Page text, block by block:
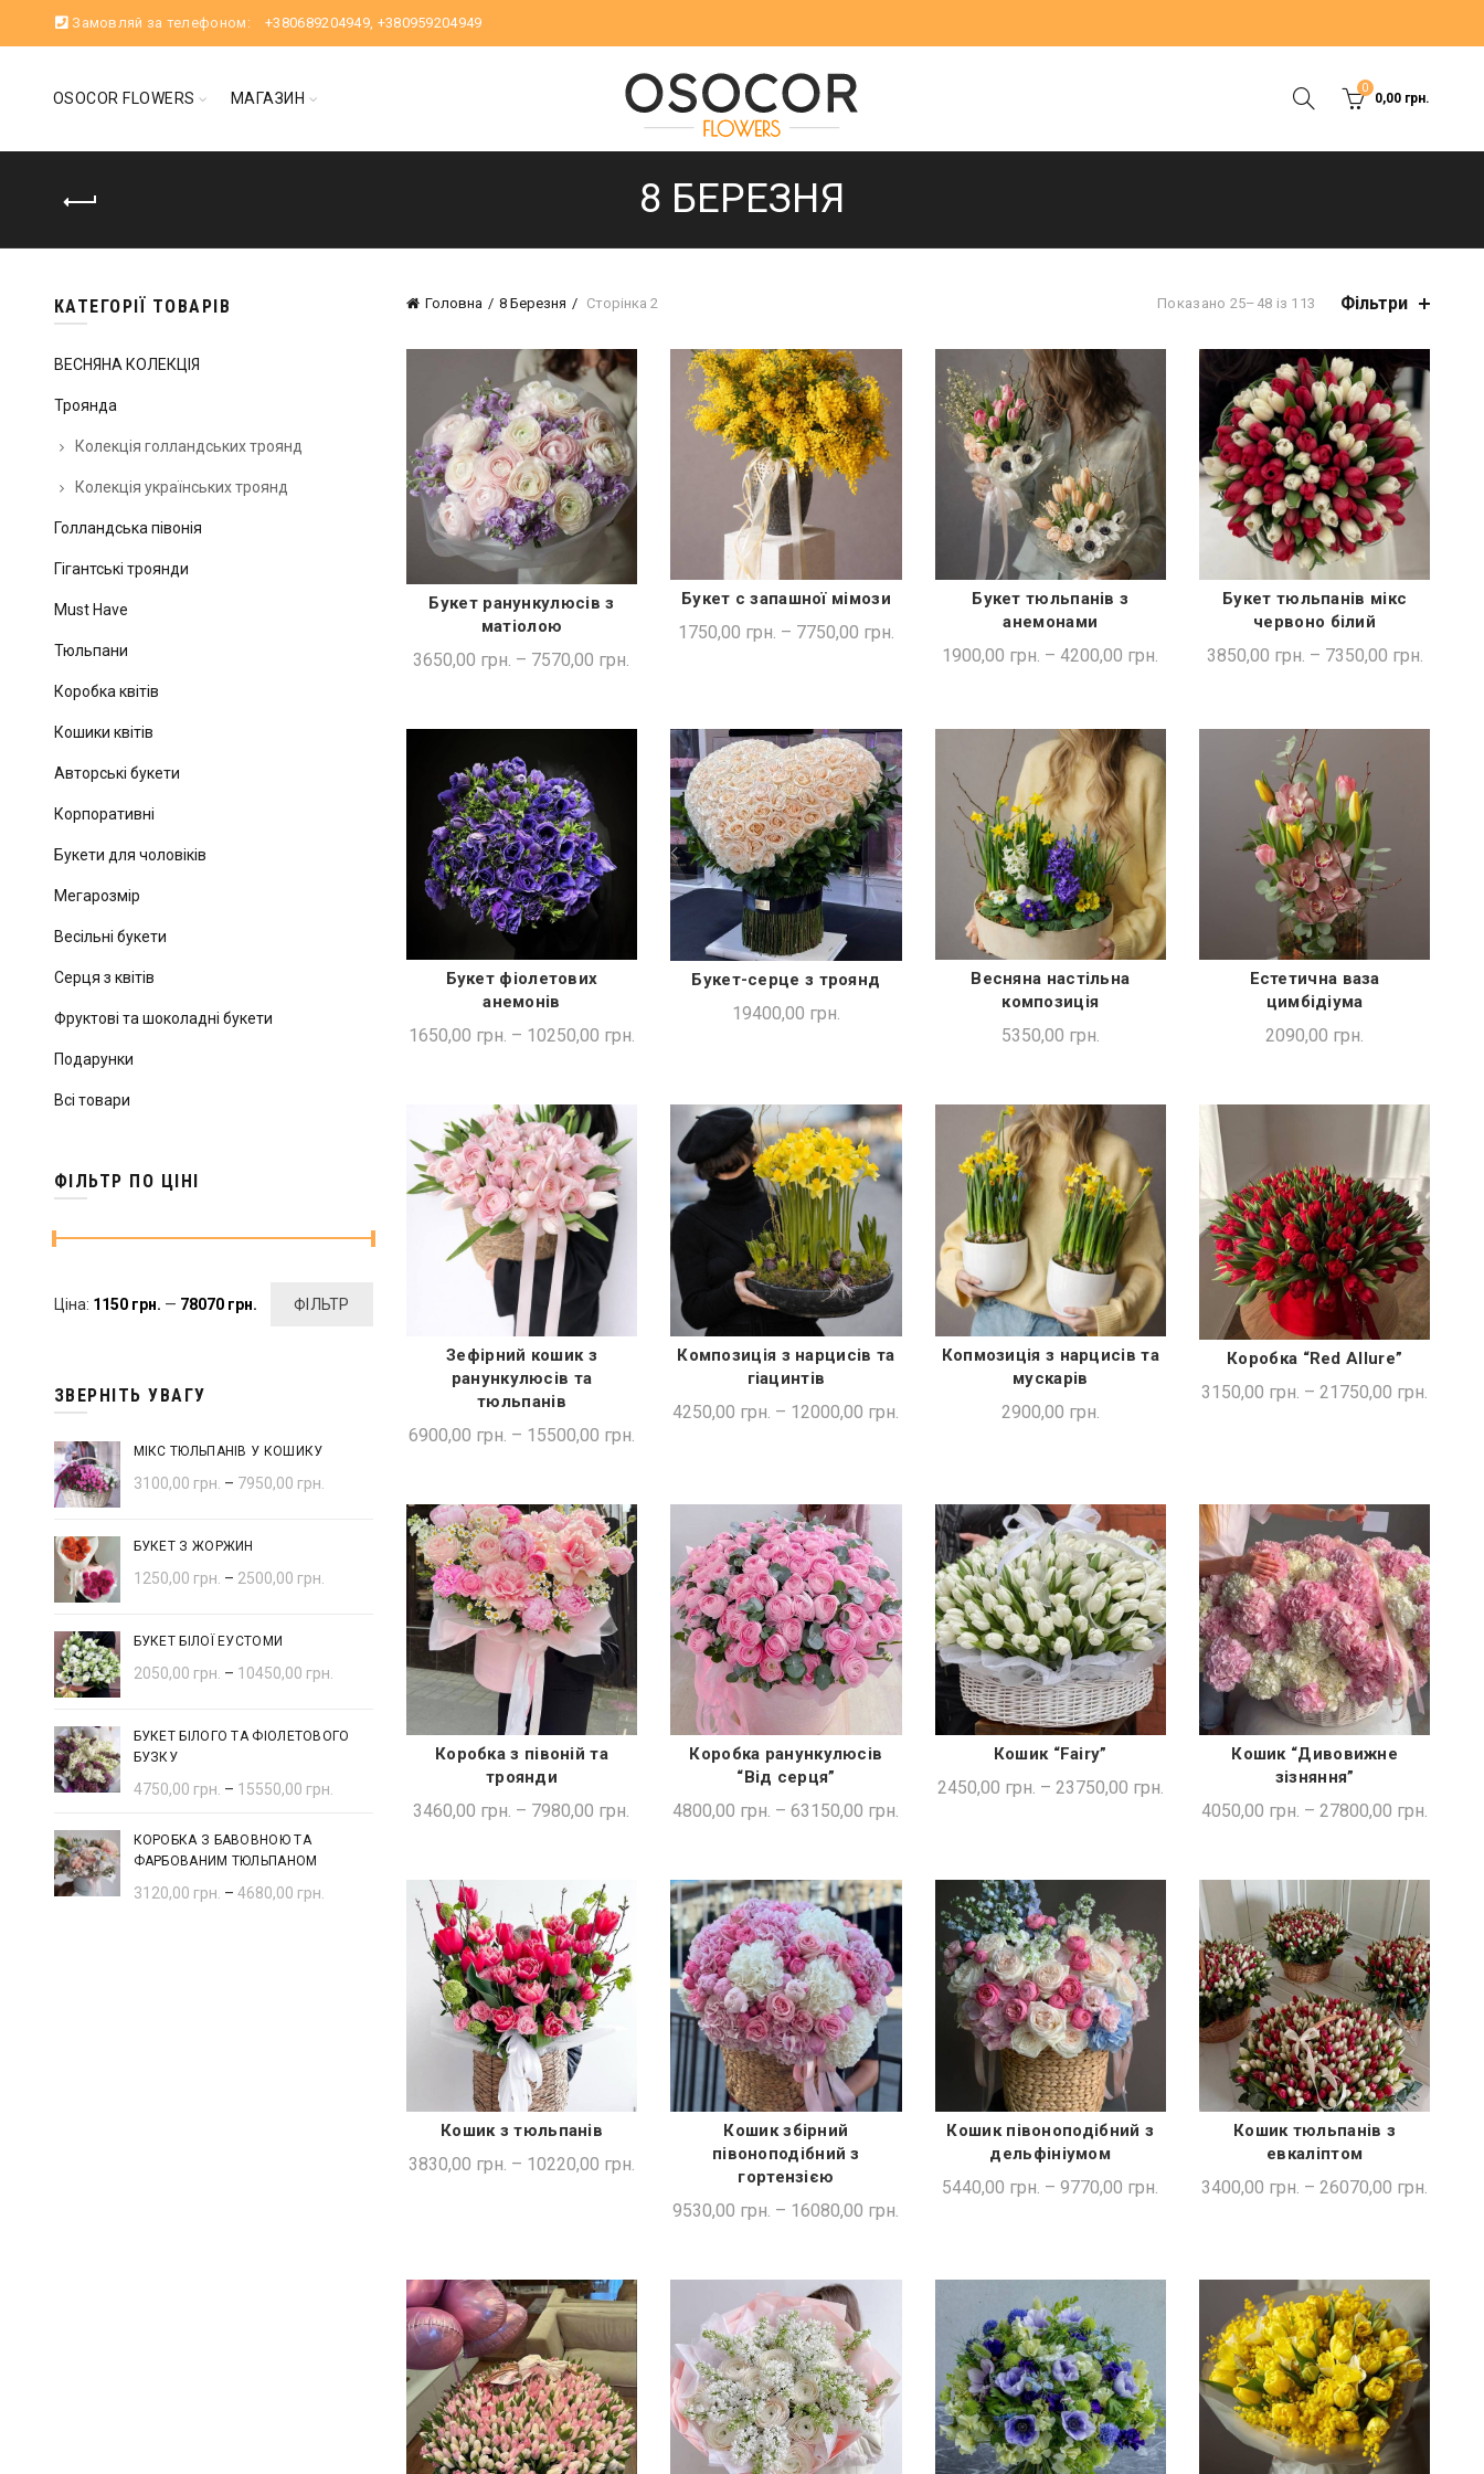
Замовляй за телефоном: +380689204949, +380959204949
OSOCOR FLOWERS МАГАЗИН
0
0,00грн.
8 БЕРЕЗНЯ
Головна 8 Березня Сторінка 2 Показано 25–48 із 113 Фільтри
ШВИДКА ПОКУПКА
Букет ранункулюсів з
матіолою
3650,00 грн. – 7570,00 грн.
ШВИДКА ПОКУПКА
Букет с запашної мімози
1750,00 грн. – 7750,00 грн.
ШВИДКА ПОКУПКА
Букет тюльпанів з
анемонами
1900,00 грн. –4200,00 грн.
ШВИДКА ПОКУПКА
Букет тюльпанів мікс
червоно білий
3850,00 грн. – 7350,00 грн.
ШВИДКА ПОКУПКА
Букет фіолетових
анемонів
1650,00 грн. – 10250,00 грн.
ДОДАТИ В КОШИК
Букет-серце з троянд
19400,00 грн.
ДОДАТИ В КОШИК
Весняна настільна
композиція
5350,00 грн.
ДОДАТИ В КОШИК
Естетична ваза
цимбідіума
2090,00 грн.
ШВИДКА ПОКУПКА
Зефірний кошик з
ранункулюсів та
тюльпанів
6900,00 грн. – 15500,00 грн.
ШВИДКА ПОКУПКА
Композиція з нарцисів та
гіацинтів
4250,00 грн. – 12000,00 грн.
ДОДАТИ В КОШИК
Копмозиція з нарцисів та
мускарів
2900,00 грн.
ШВИДКА ПОКУПКА
Коробка “Red Allure”
3150,00 грн. –21750,00 грн.
ШВИДКА ПОКУПКА
Коробка з півоній та
троянди
3460,00 грн. – 7980,00 грн.
ШВИДКА ПОКУПКА
Коробка ранункулюсів
“Від серця”
4800,00 грн. –63150,00 грн.
ШВИДКА ПОКУПКА
Кошик “Fairy”
2450,00 грн. – 23750,00 грн.
ШВИДКА ПОКУПКА
Кошик “Дивовижне
зізняння”
4050,00 грн. –27800,00 грн.
ШВИДКА ПОКУПКА
Кошик з тюльпанів
3830,00 грн. – 10220,00 грн.
ШВИДКА ПОКУПКА
Кошик збірний
півоноподібний з
гортензією
9530,00 грн. – 16080,00 грн.
ШВИДКА ПОКУПКА
Кошик півоноподібний з
дельфініумом
5440,00 грн. –9770,00 грн.
ШВИДКА ПОКУПКА
Кошик тюльпанів з
евкаліптом
3400,00 грн. – 26070,00 грн.
КАТЕГОРІЇ ТОВАРІВ
ВЕСНЯНА КОЛЕКЦІЯ
Троянда
Колекція голландських троянд
Колекція українських троянд
Голландська півонія
Гігантські троянди
Must Have
Тюльпани
Коробка квітів
Кошики квітів
Авторські букети
Корпоративні
Букети для чоловіків
Мегарозмір
Весільні букети
Серця з квітів
Фруктові та шоколадні букети
Подарунки
Всі товари
ФІЛЬТР ПО ЦІНІ
Мінімальна
Найбільша ФІЛЬТР
Ціна: 1150 грн. — 78070 грн.
ЗВЕРНІТЬ УВАГУ
МІКС ТЮЛЬПАНІВ У КОШИКУ
3100,00 грн. – 7950,00 грн.
БУКЕТ З ЖОРЖИН
1250,00 грн. – 2500,00 грн.
БУКЕТ БІЛОЇ ЕУСТОМИ
2050,00 грн. – 10450,00 грн.
БУКЕТ БІЛОГО ТА ФІОЛЕТОВОГО
БУЗКУ
4750,00 грн. – 15550,00 грн.
КОРОБКА З БАВОВНОЮ ТА
ФАРБОВАНИМ ТЮЛЬПАНОМ
3120,00 грн. – 4680,00 грн.